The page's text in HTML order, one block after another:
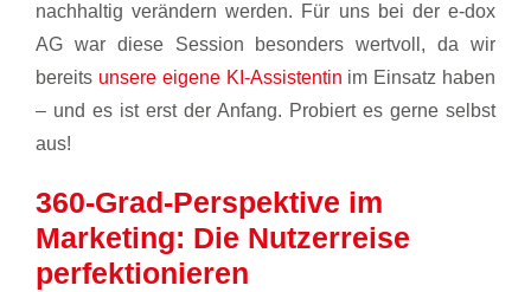
nachhaltig verändern werden. Für uns bei der e-dox
AG war diese Session besonders wertvoll, da wir
bereits unsere eigene KI-Assistentin im Einsatz haben
– und es ist erst der Anfang. Probiert es gerne selbst
aus!
360-Grad-Perspektive im
Marketing: Die Nutzerreise
perfektionieren